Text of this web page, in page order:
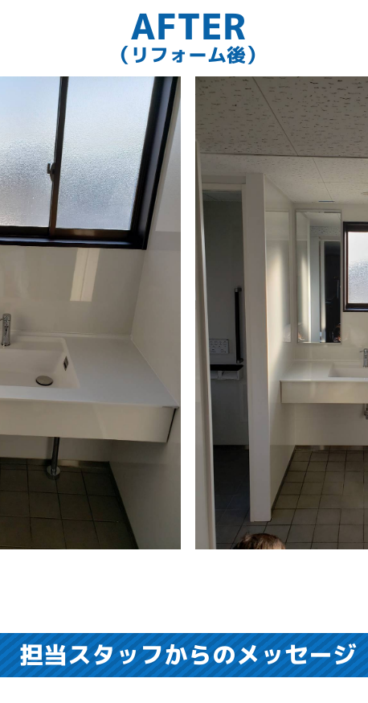
AFTER
（リフォーム後）
担当スタッフからのメッセージ